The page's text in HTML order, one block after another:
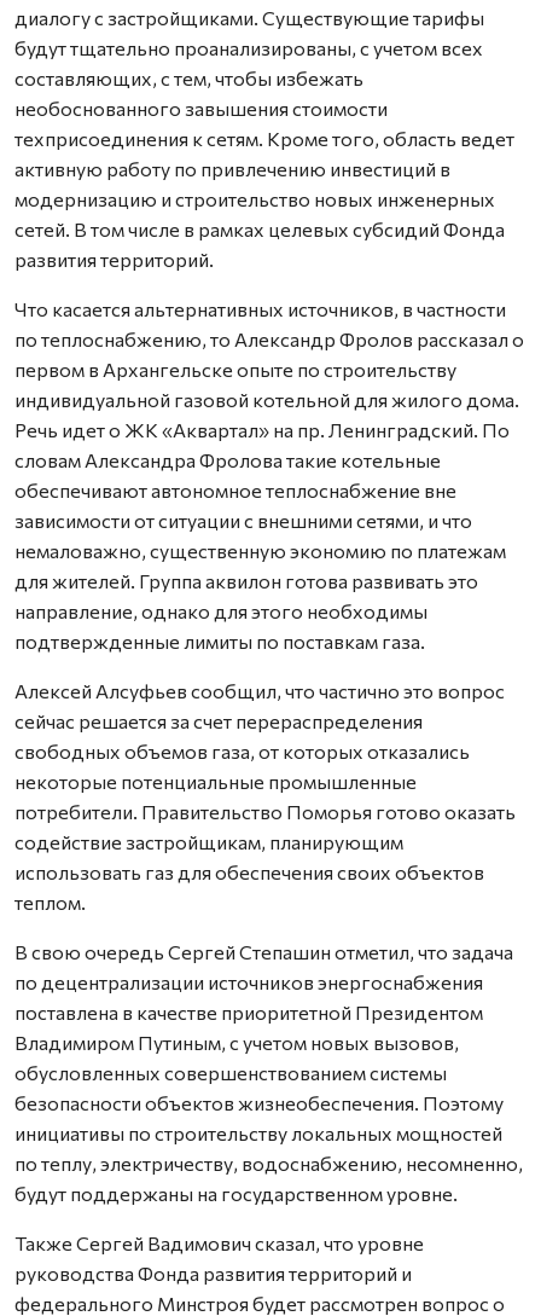
диалогу с застройщиками. Существующие тарифы
будут тщательно проанализированы, с учетом всех
составляющих, с тем, чтобы избежать
необоснованного завышения стоимости
техприсоединения к сетям. Кроме того, область ведет
активную работу по привлечению инвестиций в
модернизацию и строительство новых инженерных
сетей. В том числе в рамках целевых субсидий Фонда
развития территорий.
Что касается альтернативных источников, в частности
по теплоснабжению, то Александр Фролов рассказал о
первом в Архангельске опыте по строительству
индивидуальной газовой котельной для жилого дома.
Речь идет о ЖК «Аквартал» на пр. Ленинградский. По
словам Александра Фролова такие котельные
обеспечивают автономное теплоснабжение вне
зависимости от ситуации с внешними сетями, и что
немаловажно, существенную экономию по платежам
для жителей. Группа аквилон готова развивать это
направление, однако для этого необходимы
подтвержденные лимиты по поставкам газа.
Алексей Алсуфьев сообщил, что частично это вопрос
сейчас решается за счет перераспределения
свободных объемов газа, от которых отказались
некоторые потенциальные промышленные
потребители. Правительство Поморья готово оказать
содействие застройщикам, планирующим
использовать газ для обеспечения своих объектов
теплом.
В свою очередь Сергей Степашин отметил, что задача
по децентрализации источников энергоснабжения
поставлена в качестве приоритетной Президентом
Владимиром Путиным, с учетом новых вызовов,
обусловленных совершенствованием системы
безопасности объектов жизнеобеспечения. Поэтому
инициативы по строительству локальных мощностей
по теплу, электричеству, водоснабжению, несомненно,
будут поддержаны на государственном уровне.
Также Сергей Вадимович сказал, что уровне
руководства Фонда развития территорий и
федерального Минстроя будет рассмотрен вопрос о